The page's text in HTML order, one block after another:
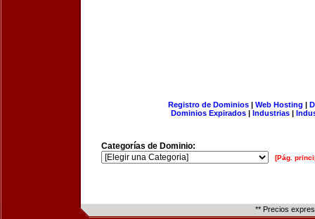
Registro de Dominios| Web Hosting |
Dominios Expirados | Industrias |
Categorías de Dominio:
[Pág.
** Precios